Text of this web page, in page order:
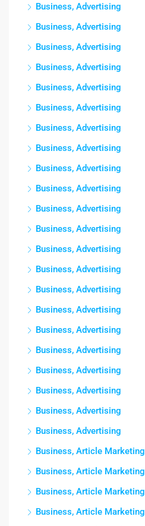
Business, Advertising
Business, Advertising
Business, Advertising
Business, Advertising
Business, Advertising
Business, Advertising
Business, Advertising
Business, Advertising
Business, Advertising
Business, Advertising
Business, Advertising
Business, Advertising
Business, Advertising
Business, Advertising
Business, Advertising
Business, Advertising
Business, Advertising
Business, Advertising
Business, Advertising
Business, Advertising
Business, Advertising
Business, Advertising
Business, Article Marketing
Business, Article Marketing
Business, Article Marketing
Business, Article Marketing